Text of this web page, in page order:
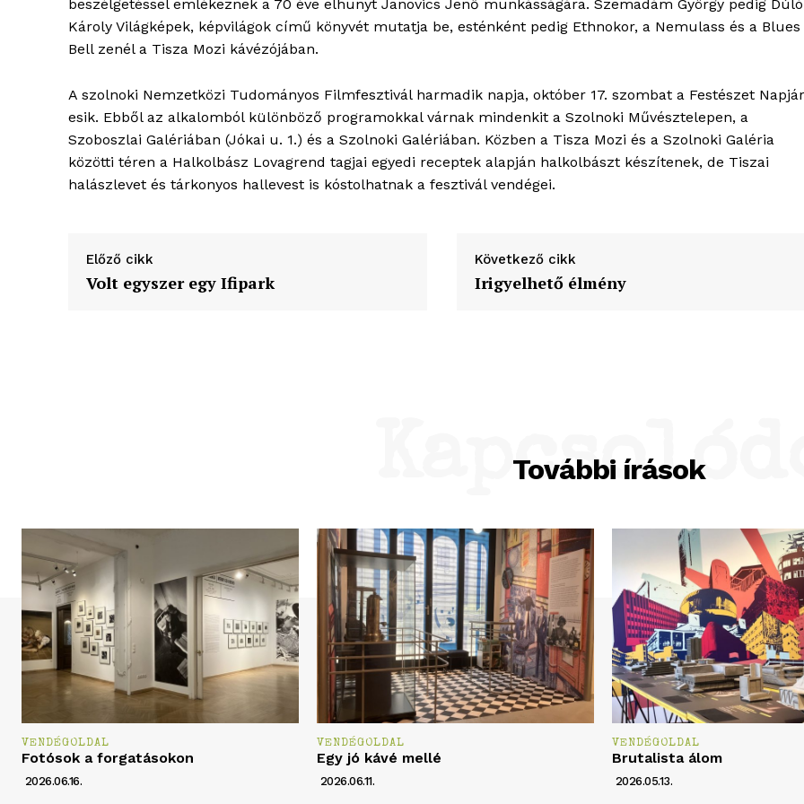
beszélgetéssel emlékeznek a 70 éve elhunyt Janovics Jenő munkásságára. Szemadám György pedig Dúló
Károly Világképek, képvilágok című könyvét mutatja be, esténként pedig Ethnokor, a Nemulass és a Blues
Bell zenél a Tisza Mozi kávézójában.
A szolnoki Nemzetközi Tudományos Filmfesztivál harmadik napja, október 17. szombat a Festészet
esik. Ebből az alkalomból különböző programokkal várnak mindenkit a Szolnoki Művésztelepen, a
Szoboszlai Galériában (Jókai u. 1.) és a Szolnoki Galériában. Közben a Tisza Mozi és a Szolnoki Galéria
közötti téren a Halkolbász Lovagrend tagjai egyedi receptek alapján halkolbászt készítenek, de Tiszai
halászlevet és tárkonyos hallevest is kóstolhatnak a fesztivál vendégei.
Előző cikk
Volt egyszer egy Ifipark
Következő cikk
Irigyelhető élmény
További írások
VENDÉGOLDAL
Fotósok a forgatásokon
2026.06.16.
VENDÉGOLDAL
Egy jó kávé mellé
2026.06.11.
VENDÉGOLDAL
Brutalista álom
2026.05.13.